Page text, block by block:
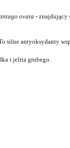
ovata -znajdujący
silne antyoksydanty
i jelita grubego.